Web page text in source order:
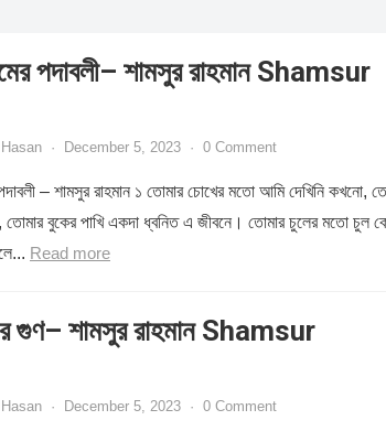
পদাবলী– শামসুর রাহমান Shamsur
· December 5, 2023 · 0 Comment
– শামসুর রাহমান ১ তোমার চোখের মতো আমি দেখিনি কখনো,
তোমার বুকের পাখি একদা ধ্বনিত এ জীবনে। তোমার চুলের মতো চুল
Read more
গুণ– শামসুর রাহমান Shamsur
· December 5, 2023 · 0 Comment